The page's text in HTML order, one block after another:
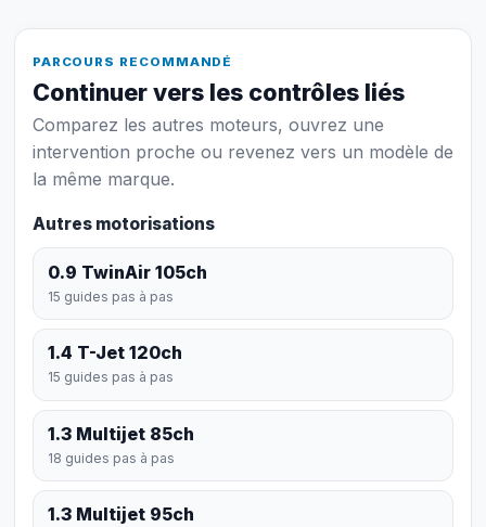
PARCOURS RECOMMANDÉ
Continuer vers les contrôles liés
Comparez les autres moteurs, ouvrez une
intervention proche ou revenez vers un modèle de
la même marque.
Autres motorisations
0.9 TwinAir 105ch
15 guides pas à pas
1.4 T-Jet 120ch
15 guides pas à pas
1.3 Multijet 85ch
18 guides pas à pas
1.3 Multijet 95ch